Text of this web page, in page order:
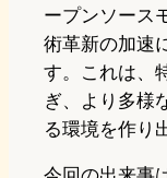
ープンソース
術革新の加速
す。これは、
ぎ、より多様
る環境を作り